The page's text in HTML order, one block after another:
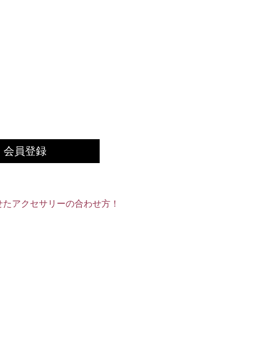
会員登録
アクセサリーの合わせ方！